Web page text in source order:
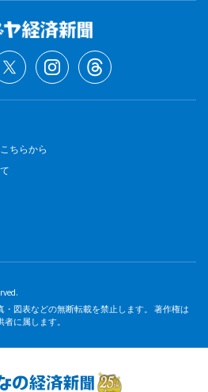
ちらから
図表などの無断転載を禁止します。 著作権は
に属します。